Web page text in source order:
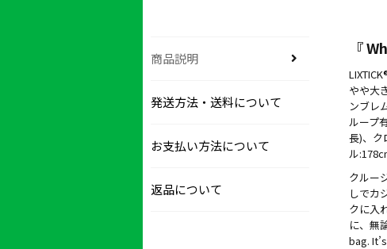
商品説明
発送方法・送料について
お支払い方法について
返品について
『
やや大
ンブレ
ループ
長)、ク
ル
クルー
しでカ
クに入
に、無
bag.